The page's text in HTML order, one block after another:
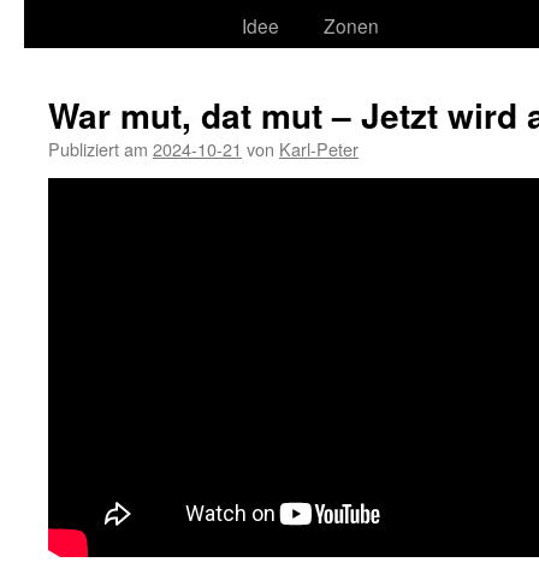
Idee
Zonen
War mut, dat mut – Jetzt wird
Publiziert am 2024-10-21 von Karl-Peter